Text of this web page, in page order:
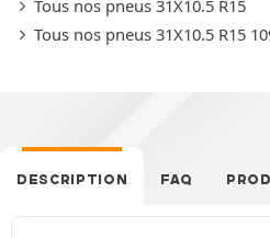
Tous nos pneus 31X10.5 R15
Tous nos pneus 31X10.5 R15
DESCRIPTION FAQ